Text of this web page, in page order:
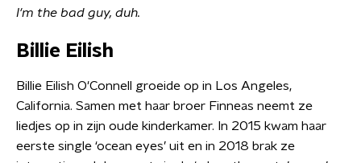
I'm the bad guy, duh.
Billie Eilish
Billie Eilish O'Connell groeide op in Los Angeles,
California. Samen met haar broer Finneas neemt ze
liedjes op in zijn oude kinderkamer. In 2015 kwam haar
eerste single ‘ocean eyes’ uit en in 2018 brak ze